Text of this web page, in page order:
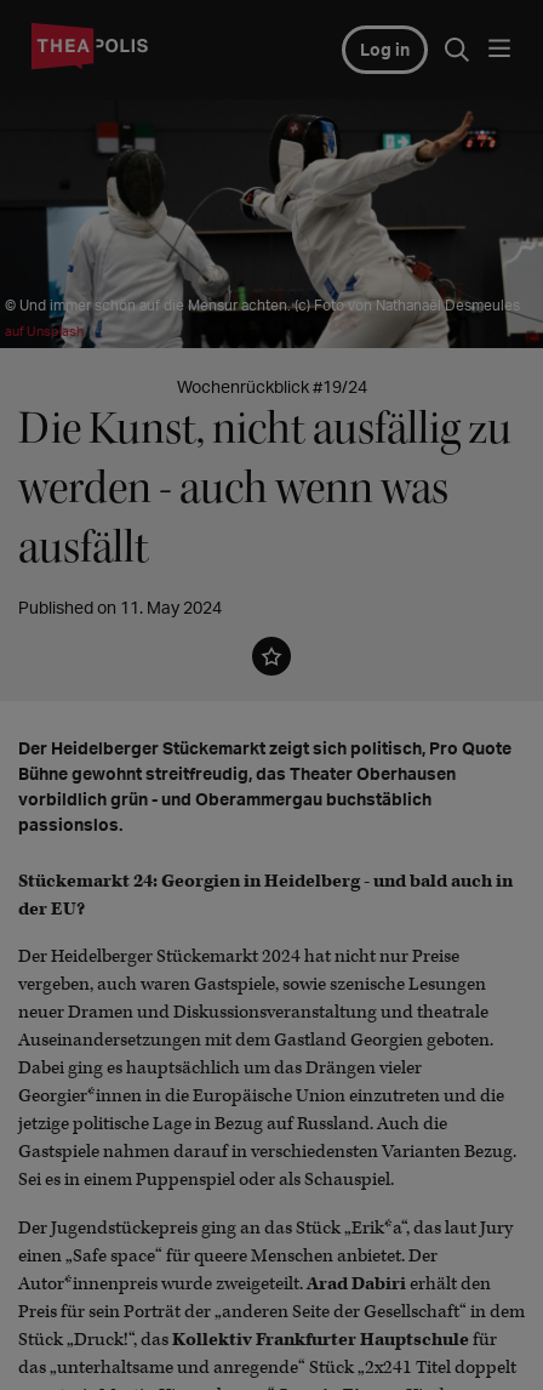
Log in
© Und immer schön auf die Mensur achten. (c) Foto von Nathanaël Desmeules
auf Unsplash
Wochenrückblick #19/24
Die Kunst, nicht ausfällig zu
werden - auch wenn was
ausfällt
Published on 11. May 2024
Der Heidelberger Stückemarkt zeigt sich politisch, Pro Quote
Bühne gewohnt streitfreudig, das Theater Oberhausen
vorbildlich grün - und Oberammergau buchstäblich
passionslos.
Stückemarkt 24: Georgien in Heidelberg - und bald auch in
der EU?
Der Heidelberger Stückemarkt 2024 hat nicht nur Preise
vergeben, auch waren Gastspiele, sowie szenische Lesungen
neuer Dramen und Diskussionsveranstaltung und theatrale
Auseinandersetzungen mit dem Gastland Georgien geboten.
Dabei ging es hauptsächlich um das Drängen vieler
Georgier*innen in die Europäische Union einzutreten und die
jetzige politische Lage in Bezug auf Russland. Auch die
Gastspiele nahmen darauf in verschiedensten Varianten Bezug.
Sei es in einem Puppenspiel oder als Schauspiel.
Der Jugendstückepreis ging an das Stück „Erik*a“, das laut Jury
einen „Safe space“ für queere Menschen anbietet. Der
Autor*innenpreis wurde zweigeteilt.Arad Dabirierhält den
Preis für sein Porträt der „anderen Seite der Gesellschaft“ in dem
Stück „Druck!“, dasKollektiv Frankfurter Hauptschulefür
das „unterhaltsame und anregende“ Stück „2x241 Titel doppelt